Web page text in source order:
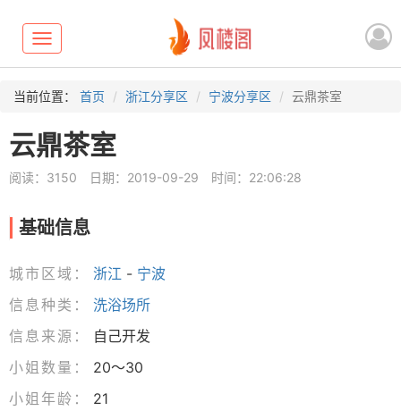
Toggle
navigation
当前位置： 首页 浙江分享区 宁波分享区 云鼎茶室
云鼎茶室
阅读：3150 日期：2019-09-29 时间：22:06:28
基础信息
城市区域： 浙江 - 宁波
信息种类：
洗浴场所
信息来源：
自己开发
小姐数量：
20～30
小姐年龄：
21